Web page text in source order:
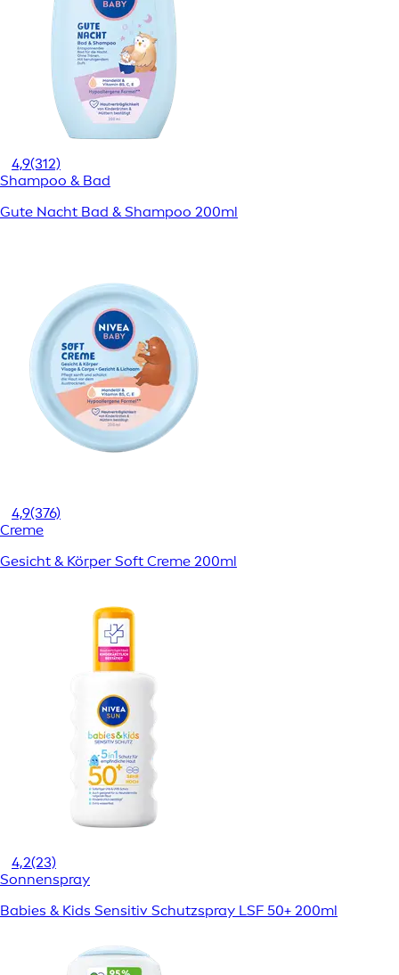
4,9(312)
Shampoo & Bad
Gute Nacht Bad & Shampoo 200ml
4,9(376)
Creme
Gesicht & Körper Soft Creme 200ml
4,2(23)
Sonnenspray
Babies & Kids Sensitiv Schutzspray LSF 50+ 200ml